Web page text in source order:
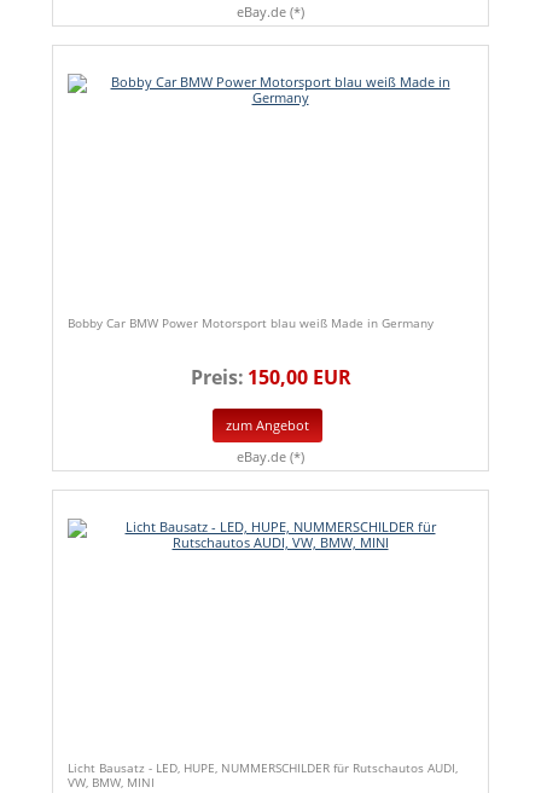
eBay.de (*)
Bobby Car BMW Power Motorsport blau weiß Made in Germany
Preis: 150,00 EUR
zum Angebot
eBay.de (*)
Licht Bausatz - LED, HUPE, NUMMERSCHILDER für Rutschautos AUDI,
VW, BMW, MINI